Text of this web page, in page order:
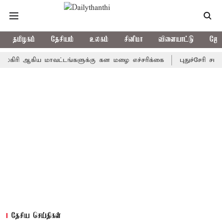
தமிழகம் தேசியம் உலகம் சினிமா விளையாட்டு
மாவட்டங்களுக்கு கன மழை எச்சரிக்கை புதுச்சேரி
தேசிய செய்திகள்